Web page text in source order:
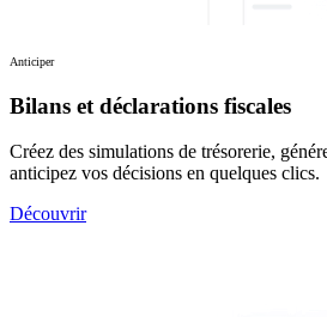
Anticiper
Bilans et déclarations fiscales
Créez des simulations de trésorerie,
anticipez vos décisions en quelques clics.
Découvrir